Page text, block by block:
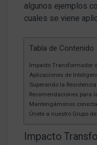
algunos ejemplos
cuales se viene
Tabla de Contenido
Impacto Transformador
Aplicaciones de
Superando la
Recomendaciones para
Mantengámonos
Únete a nuestro Grupo
Impacto